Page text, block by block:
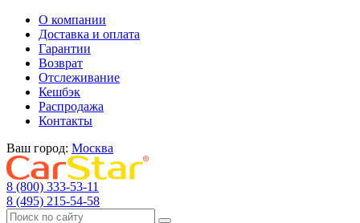
О компании
Доставка и оплата
Гарантии
Возврат
Отслеживание
Кешбэк
Распродажа
Контакты
Ваш город: Москва
8 (800) 333-53-11
8 (495) 215-54-58